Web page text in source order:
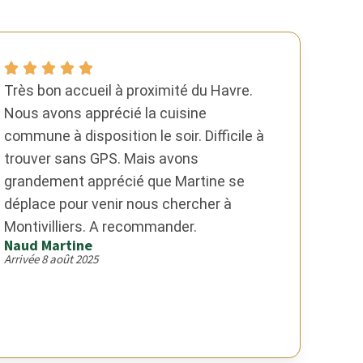
Très bon accueil à proximité du Havre.
Nous avons apprécié la cuisine
commune à disposition le soir. Difficile à
trouver sans GPS. Mais avons
grandement apprécié que Martine se
déplace pour venir nous chercher à
Montivilliers. A recommander.
Naud Martine
Arrivée 8 août 2025